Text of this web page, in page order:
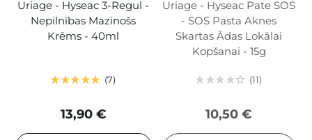
Uriage - Hyseac 3-Regul -
Nepilnības Mazinošs
Krēms - 40ml
7
13,90 €
Uriage - Hyseac Pate SOS
- SOS Pasta Aknes
Skartas Ādas Lokālai
Kopšanai - 15g
11
10,50 €